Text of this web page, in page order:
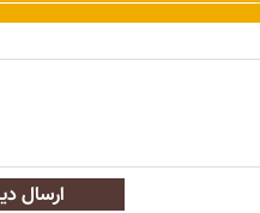
ارسال